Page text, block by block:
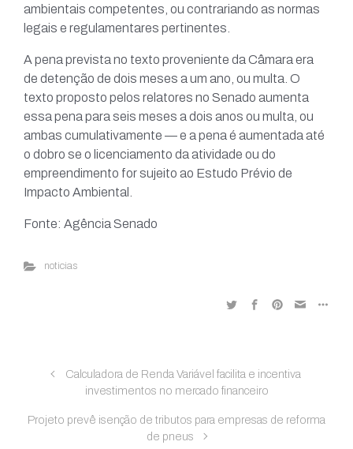
ambientais competentes, ou contrariando as normas
legais e regulamentares pertinentes.
A pena prevista no texto proveniente da Câmara era
de detenção de dois meses a um ano, ou multa. O
texto proposto pelos relatores no Senado aumenta
essa pena para seis meses a dois anos ou multa, ou
ambas cumulativamente — e a pena é aumentada até
o dobro se o licenciamento da atividade ou do
empreendimento for sujeito ao Estudo Prévio de
Impacto Ambiental.
Fonte: Agência Senado
noticias
Calculadora de Renda Variável facilita e incentiva
investimentos no mercado financeiro
Projeto prevê isenção de tributos para empresas de reforma
de pneus